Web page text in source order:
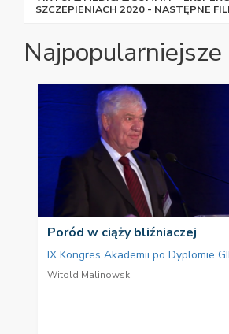
SZCZEPIENIACH 2020 - NASTĘPNE
Najpopularniejsze
Poród w ciąży bliźniaczej
IX Kongres Akademii po Dyplomie
Witold Malinowski